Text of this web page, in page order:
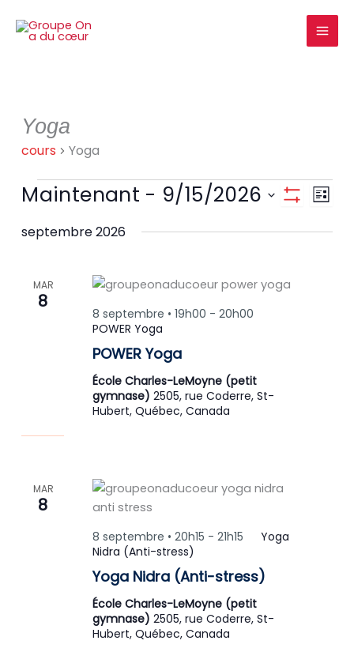
Yoga
cours Yoga
cours
Navigation
vues
LISTE
Maintenant - 9/15/2026
une
septembre 2026
MAR
8
POWER Yoga
8 septembre • 19h00 - 20h00
POWER Yoga
École Charles-LeMoyne (petit
gymnase) 2505, rue Coderre, St-
Hubert, Québec, Canada
MAR
8
Yoga Nidra (Anti-stress)
8 septembre • 20h15 - 21h15
Yoga
Nidra (Anti-stress)
École Charles-LeMoyne (petit
gymnase) 2505, rue Coderre, St-
Hubert, Québec, Canada